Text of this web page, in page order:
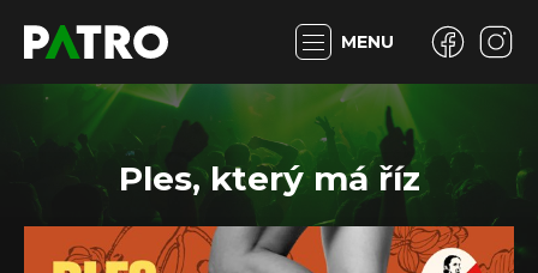
MENU
Ples, který má říz